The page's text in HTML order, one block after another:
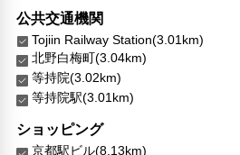
自動販売機
セーフティボックス（フロント）
禁煙
24時間セキュリティ
郵便サービス
リネン・衣類の湯洗い
キャッシュレス支払いサービス
公共交通機関
Tojiin Railway Station(3.01km)
北野白梅町(3.04km)
等持院(3.02km)
等持院駅(3.01km)
ショッピング
京都駅ビル(8.13km)